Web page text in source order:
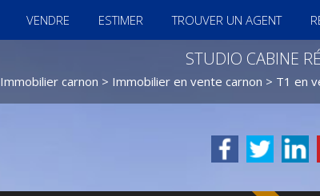
VENDRE ESTIMER TROUVER UN AGENT
STUDIO CABINE
Immobilier carnon > Immobilier en vente carnon > T1 en